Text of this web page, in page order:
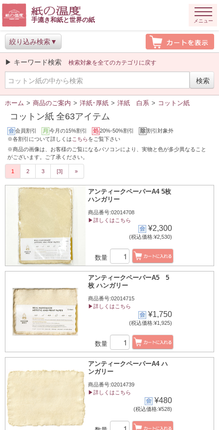
手漉き和紙と世界の紙 メニュー
絞り込み検索
▶ キーワード検索 検索対象を全てのカテゴリに戻す
ホーム > 商品のご案内 > 洋紙･厚紙 > 洋紙 白系 > コットン紙
コットン紙 全63アイテム
会員割引 今月の15%割引 20%-50%割引
割引対象外
※各割引について詳しくは こちらをご覧下さい
※商品の画像は、お客様のご覧になるパソコンにより、実物と色が多少異なること
がございます。ご了承ください。
1 2 3 [3] »
アンティークペーパーA4 5枚
ハンガリー
商品番号:02014708
▶詳しくはこちら
¥2,300
(税込価格:¥2,530)
数量
アンティークペーパーA5 5
枚 ハンガリー
商品番号:02014715
▶詳しくはこちら
¥1,750
(税込価格:¥1,925)
数量
アンティークペーパーA4 ハ
ンガリー
商品番号:02014739
▶詳しくはこちら
¥480
(税込価格:¥528)